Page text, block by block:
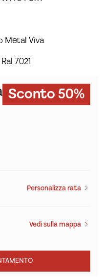
Metal Viva
7021
Sconto 50%
Personalizza rata
Vedi sulla mappa